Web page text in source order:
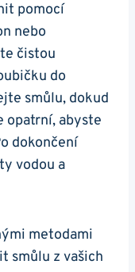
pomocí
nebo
čistou
do
smůlu, dokud
opatrní, abyste
dokončení
vodou a
metodami
smůlu z vašich